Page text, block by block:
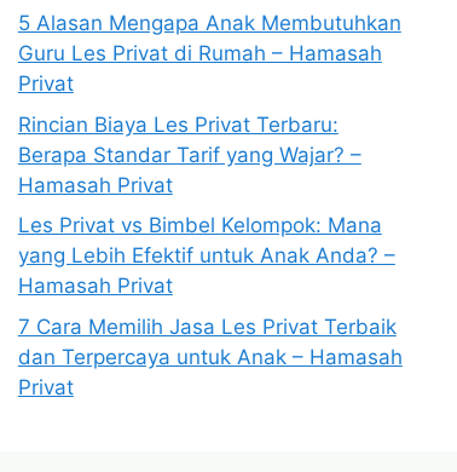
5 Alasan Mengapa Anak Membutuhkan
Guru Les Privat di Rumah – Hamasah
Privat
Rincian Biaya Les Privat Terbaru:
Berapa Standar Tarif yang Wajar? –
Hamasah Privat
Les Privat vs Bimbel Kelompok: Mana
yang Lebih Efektif untuk Anak Anda? –
Hamasah Privat
7 Cara Memilih Jasa Les Privat Terbaik
dan Terpercaya untuk Anak – Hamasah
Privat